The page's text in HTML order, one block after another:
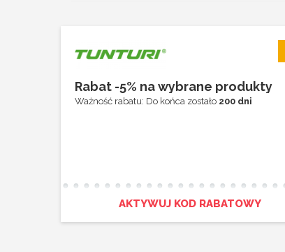
Rabat -5% na wybrane produkty
Ważność rabatu: Do końca zostało 200 dni
AKTYWUJ KOD RABATOWY